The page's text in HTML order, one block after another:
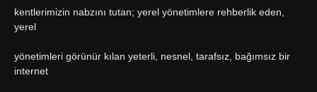
kentlerimizin nabzını tutan; yerel yönetimlere rehberlik eden,
yerel
yönetimleri görünür kılan yeterli, nesnel, tarafsız, bağımsız bir
internet